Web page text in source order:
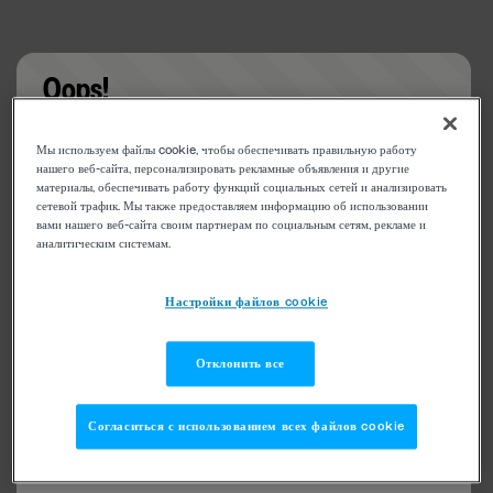
Oops!
Something went wrong. Please try refreshing the
app
Мы используем файлы cookie, чтобы обеспечивать правильную работу
нашего веб-сайта, персонализировать рекламные объявления и другие
материалы, обеспечивать работу функций социальных сетей и анализировать
сетевой трафик. Мы также предоставляем информацию об использовании
вами нашего веб-сайта своим партнерам по социальным сетям, рекламе и
аналитическим системам.
Настройки файлов cookie
Отклонить все
Согласиться с использованием всех файлов cookie